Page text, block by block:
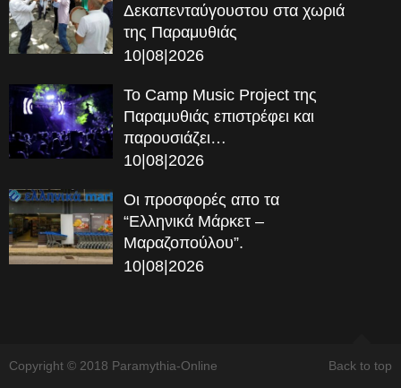
Δεκαπενταύγουστου στα χωριά
της Παραμυθιάς
10|08|2026
Το Camp Music Project της
Παραμυθιάς επιστρέφει και
παρουσιάζει…
10|08|2026
Οι προσφορές απο τα
“Ελληνικά Μάρκετ –
Μαραζοπούλου”.
10|08|2026
Back to top
Copyright © 2018 Paramythia-Online